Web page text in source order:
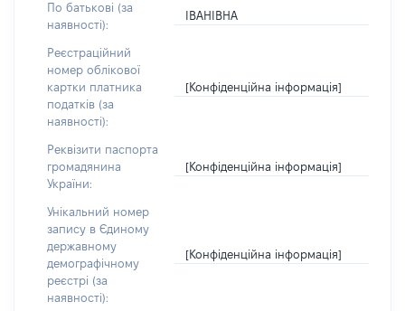
По батькові (за
наявності):
ІВАНІВНА
Реєстраційний
номер облікової
картки платника
податків (за
наявності):
[Конфіденційна інформація]
Реквізити паспорта
громадянина
України:
[Конфіденційна інформація]
Унікальний номер
запису в Єдиному
державному
демографічному
реєстрі (за
наявності):
[Конфіденційна інформація]